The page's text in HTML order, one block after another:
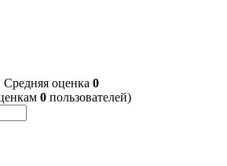
Cредняя оценка 0
0 пользователей)